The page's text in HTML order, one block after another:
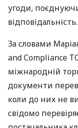
угоди,
відповідальність.
За словами
and Compliance
міжнародній
документи
коли до них не
свідомо